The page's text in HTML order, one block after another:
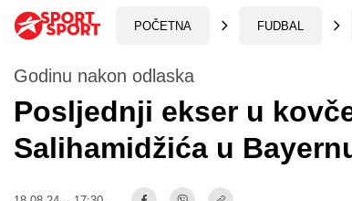
POČETNA FUDBAL
Godinu nakon odlaska
Posljednji ekser u
Salihamidžića u